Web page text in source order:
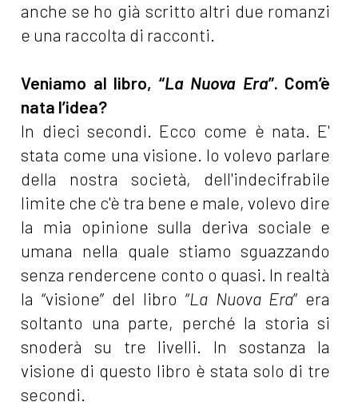
anche se ho già scritto altri due romanzi
e una raccolta di racconti.
Veniamo al libro, “La Nuova Era”. Com’è
nata l’idea?
In dieci secondi. Ecco come è nata. E'
stata come una visione. Io volevo parlare
della nostra società, dell'indecifrabile
limite che c'è tra bene e male, volevo dire
la mia opinione sulla deriva sociale e
umana nella quale stiamo sguazzando
senza rendercene conto o quasi. In realtà
la “visione” del libro “La Nuova Era” era
soltanto una parte, perché la storia si
snoderà su tre livelli. In sostanza la
visione di questo libro è stata solo di tre
secondi.